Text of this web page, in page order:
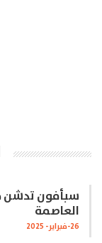
سبأفون تدشن
العاصمة
26-فبراير- 2025